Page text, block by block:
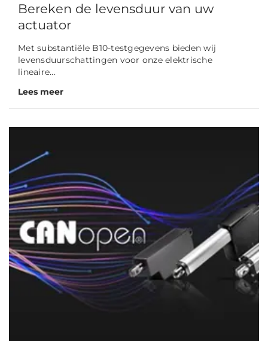
Bereken de levensduur van uw
actuator
Met substantiële B10-testgegevens bieden wij
levensduurschattingen voor onze elektrische
lineaire...
Lees meer